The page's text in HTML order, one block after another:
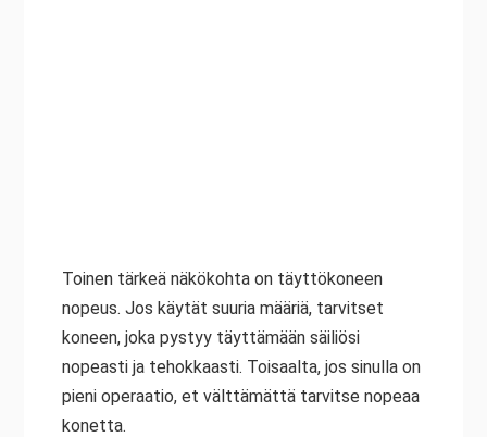
Toinen tärkeä näkökohta on täyttökoneen
nopeus. Jos käytät suuria määriä, tarvitset
koneen, joka pystyy täyttämään säiliösi
nopeasti ja tehokkaasti. Toisaalta, jos sinulla on
pieni operaatio, et välttämättä tarvitse nopeaa
konetta.